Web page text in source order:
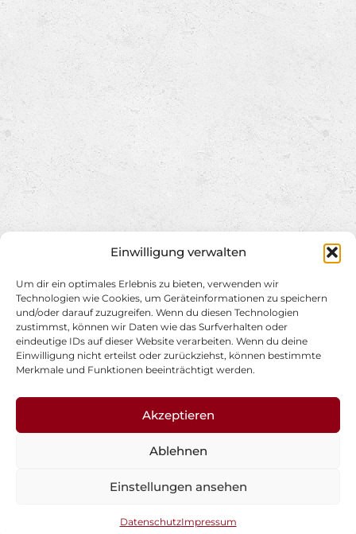
Einwilligung verwalten
Um dir ein optimales Erlebnis zu bieten, verwenden wir
Technologien wie Cookies, um Geräteinformationen zu speichern
und/oder darauf zuzugreifen. Wenn du diesen Technologien
zustimmst, können wir Daten wie das Surfverhalten oder
eindeutige IDs auf dieser Website verarbeiten. Wenn du deine
Einwilligung nicht erteilst oder zurückziehst, können bestimmte
Merkmale und Funktionen beeinträchtigt werden.
Akzeptieren
Ablehnen
Einstellungen ansehen
DatenschutzImpressum